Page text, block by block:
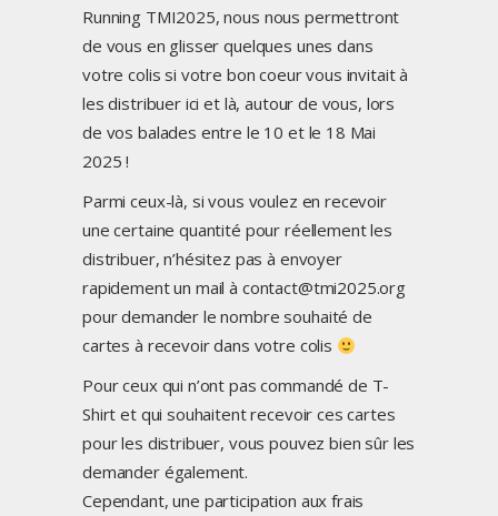
Running TMI2025, nous nous permettront
de vous en glisser quelques unes dans
votre colis si votre bon coeur vous invitait à
les distribuer ici et là, autour de vous, lors
de vos balades entre le 10 et le 18 Mai
2025 !
Parmi ceux-là, si vous voulez en recevoir
une certaine quantité pour réellement les
distribuer, n’hésitez pas à envoyer
rapidement un mail à contact@tmi2025.org
pour demander le nombre souhaité de
cartes à recevoir dans votre colis
Pour ceux qui n’ont pas commandé de T-
Shirt et qui souhaitent recevoir ces cartes
pour les distribuer, vous pouvez bien sûr les
demander également.
Cependant, une participation aux frais